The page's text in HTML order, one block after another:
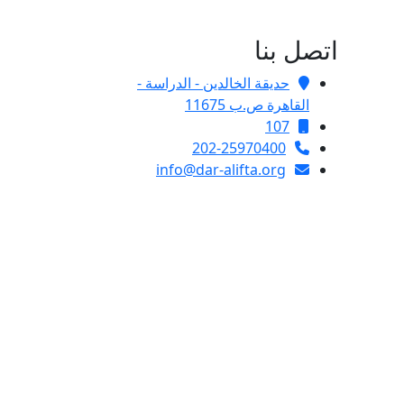
اتصل بنا
حديقة الخالدين - الدراسة -
القاهرة ص.ب 11675
107
202-25970400
info@dar-alifta.org